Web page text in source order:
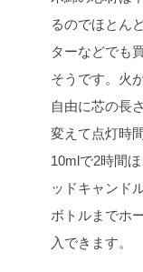
るのでほとん
ターなどでも
そうです。火
自由に芯の長
変えて点灯時
10mlで2時間
ッドキャンド
ボトルまでホ
入できます。